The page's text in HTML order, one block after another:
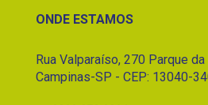
ONDE ESTAMOS
Rua Valparaíso, 270 Parque
Campinas-SP - CEP: 13040-